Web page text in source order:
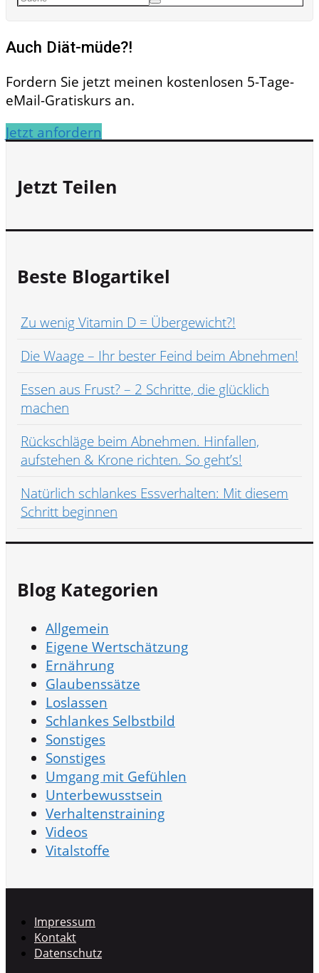
Auch Diät-müde?!
Fordern Sie jetzt meinen kostenlosen 5-Tage-
eMail-Gratiskurs an.
Jetzt anfordern
Jetzt Teilen
Beste Blogartikel
Zu wenig Vitamin D = Übergewicht?!
Die Waage – Ihr bester Feind beim Abnehmen!
Essen aus Frust? – 2 Schritte, die glücklich
machen
Rückschläge beim Abnehmen. Hinfallen,
aufstehen & Krone richten. So geht’s!
Natürlich schlankes Essverhalten: Mit diesem
Schritt beginnen
Blog Kategorien
Allgemein
Eigene Wertschätzung
Ernährung
Glaubenssätze
Loslassen
Schlankes Selbstbild
Sonstiges
Sonstiges
Umgang mit Gefühlen
Unterbewusstsein
Verhaltenstraining
Videos
Vitalstoffe
Impressum
Kontakt
Datenschutz